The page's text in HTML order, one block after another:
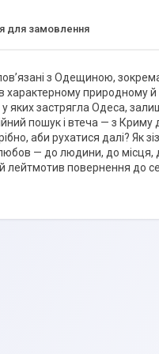
для замовлення
пов’язані з Одещиною,
характерному природному
яких застрягла Одеса,
пошук і втеча — з
аби рухатися далі? Як
— до людини, до
лейтмотив повернення до